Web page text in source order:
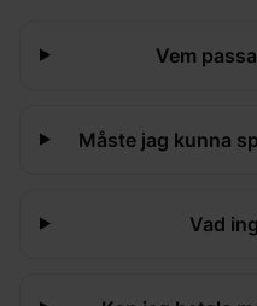
Vem
Måste jag kunna
Vad